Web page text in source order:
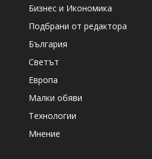
Бизнес и Икономика
Подбрани от редактора
България
Светът
Европа
Малки обяви
Технологии
Мнение